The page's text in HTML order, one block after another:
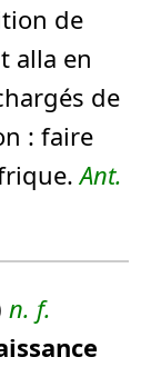
de
alla en
de
: faire
Ant.
n. f.